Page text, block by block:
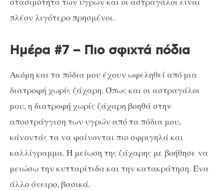
πλέον λιγότερο πρησμένοι.
Ημέρα #7 – Πιο σφιχτά πόδια
Ακόμη και τα πόδια μου έχουν ωφεληθεί από μια
διατροφή χωρίς ζάχαρη. Όπως και οι αστραγάλοι
μου, η διατροφή χωρίς ζάχαρη βοηθά στην
αποστράγγιση των υγρών από τα πόδια μου,
κάνοντάς τα να φαίνονται πιο σφριγηλά και
καλλίγραμμα. Η μείωση της ζάχαρης με βοήθησε να
μειώσω την κυτταρίτιδα και την κατακράτηση. Ένα
άλλο όνειρο, βασικά.